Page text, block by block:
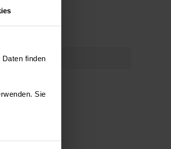
finden
Sie
Ablagerung von Schmutz und Fett
erleichtert. Verschwenden
sondern